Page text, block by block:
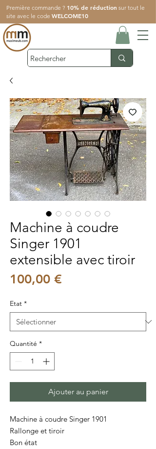
Première commande ? 10% de réduction sur tout le
site avec le code WELCOME10
Machine à coudre
Singer 1901
extensible avec tiroir
100,00 €
Etat *
Quantité *
Ajouter au panier
Machine à coudre Singer 1901
Rallonge et tiroir
Bon état